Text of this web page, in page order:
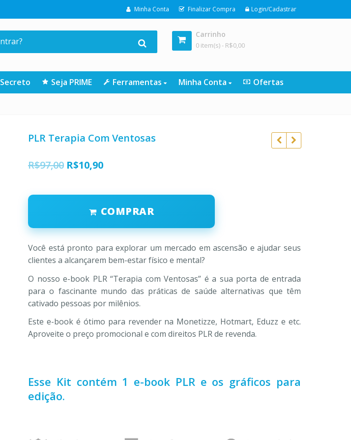
Minha Conta Finalizar Compra Login/Cadastrar
Carrinho
0 item(s) - R$0,00
Seja PRIME Ferramentas Minha Conta Ofertas
PLR Terapia Com Ventosas
R$97,00 O
original
R$97,00.
R$10,90O
atual
é:
R$10,90.
COMPRAR
Você está pronto para explorar um mercado em ascensão e ajudar seus
clientes a alcançarem bem-estar físico e mental?
O nosso e-book PLR “Terapia com Ventosas” é a sua porta de entrada
para o fascinante mundo das práticas de saúde alternativas que têm
cativado pessoas por milênios.
Este e-book é ótimo para revender na Monetizze, Hotmart, Eduzz e etc.
Aproveite o preço promocional e com direitos PLR de revenda.
Esse Kit contém 1 e-book PLR e os gráficos para
edição.